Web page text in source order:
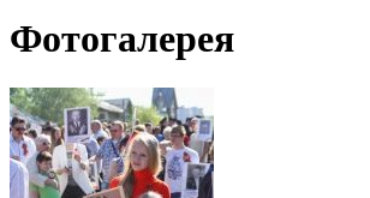
Фотогалерея